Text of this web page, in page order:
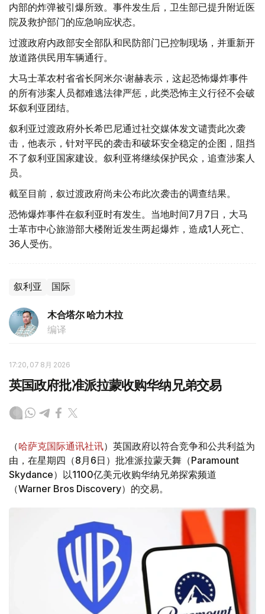
内部的炸弹被引爆所致。事件发生后，卫生部已提升附近医
院及救护部门的应急响应状态。
过渡政府内政部安全部队和民防部门已控制现场，并重新开
放道路供民用车辆通行。
大马士革农村省省长阿米尔·谢赫表示，这起恐怖爆炸事件
的所有涉案人员都难逃法律严惩，此类恐怖主义行径不会破
坏叙利亚团结。
叙利亚过渡政府外长希巴尼通过社交媒体发文谴责此次袭
击，他表示，针对平民的袭击和破坏安全稳定的企图，阻挡
不了叙利亚国家建设。叙利亚将继续保护民众，追查涉案人
员。
截至目前，叙过渡政府尚未公布此次袭击的调查结果。
恐怖爆炸事件在叙利亚时有发生。当地时间7月7日，大马
士革市中心旅游部大楼附近发生两起爆炸，造成1人死亡、
36人受伤。
叙利亚 国际
木合塔尔 哈力木拉
编译
17:20, 07 8月 2026
英国政府批准派拉蒙收购华纳兄弟交易
（哈萨克国际通讯社讯）英国政府以符合竞争和公共利益为
由，在星期四（8月6日）批准派拉蒙天舞（Paramount
Skydance）以1100亿美元收购华纳兄弟探索频道
（Warner Bros Discovery）的交易。